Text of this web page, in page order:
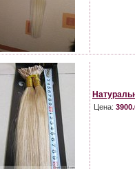
Цена: